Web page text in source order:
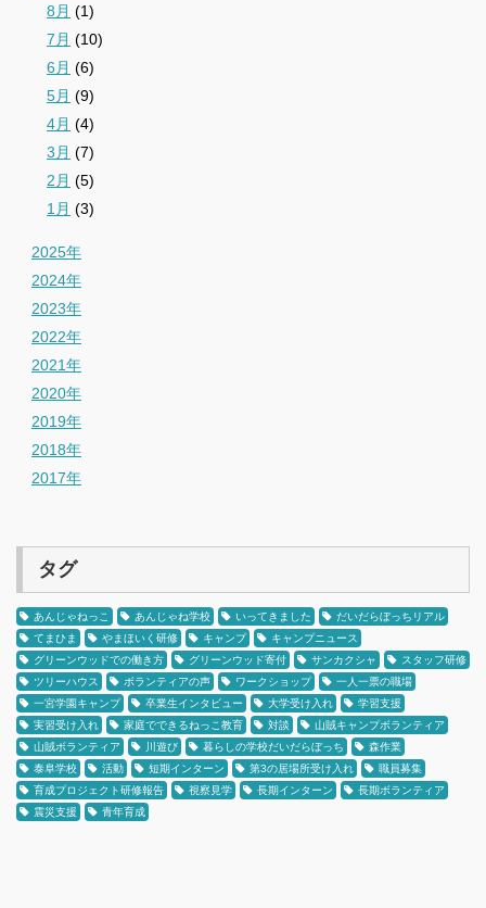
8月 (1)
7月 (10)
6月 (6)
5月 (9)
4月 (4)
3月 (7)
2月 (5)
1月 (3)
2025年
2024年
2023年
2022年
2021年
2020年
2019年
2018年
2017年
タグ
あんじゃねっこ あんじゃね学校 いってきました
だいだらぼっちリアル
てまひま
やまほいく研修 キャンプ
キャンプニュース
グリーンウッドでの働き方
グリーンウッド寄付 サンカクシャ
スタッフ研修
ツリーハウス
ボランティアの声 ワークショップ
一人一票の職場
一宮学園キャンプ
卒業生インタビュー 大学受け入れ
学習支援
実習受け入れ
家庭でできるねっこ教育 対談
山賊キャンプボランティア
山賊ボランティア
川遊び 暮らしの学校だいだらぼっち
森作業
泰阜学校
活動 短期インターン 第3の居場所受け入れ
職員募集
育成プロジェクト研修報告
視察見学 長期インターン
長期ボランティア
震災支援
青年育成